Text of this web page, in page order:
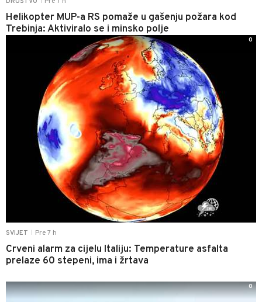
Helikopter MUP-a RS pomaže u gašenju požara kod
Trebinja: Aktiviralo se i minsko polje
SVIJET Pre 7 h
Crveni alarm za cijelu Italiju: Temperature asfalta
prelaze 60 stepeni, ima i žrtava
0
0